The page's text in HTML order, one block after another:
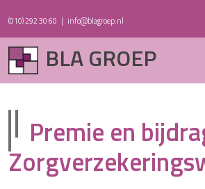
(010) 292 30 60 | info@blagroep.nl
BLA GROEP
Premie en